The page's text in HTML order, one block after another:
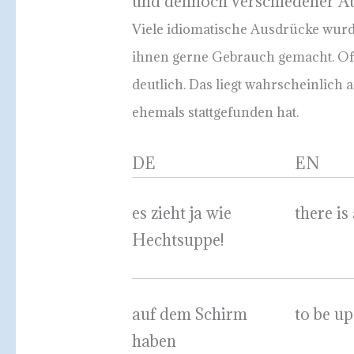
Viele idiomatische Ausdrücke
ihnen gerne Gebrauch gemacht.
deutlich. Das liegt wahrscheinlich
ehemals stattgefunden hat.
DE
es zieht ja wie
Hechtsuppe!
EN
there
auf dem Schirm
haben
to be